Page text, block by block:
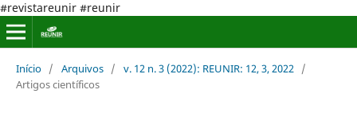
#revistareunir #reunir
Início / Arquivos / v. 12 n. 3 (2022): REUNIR: 12, 3, 2022 /
Artigos científicos